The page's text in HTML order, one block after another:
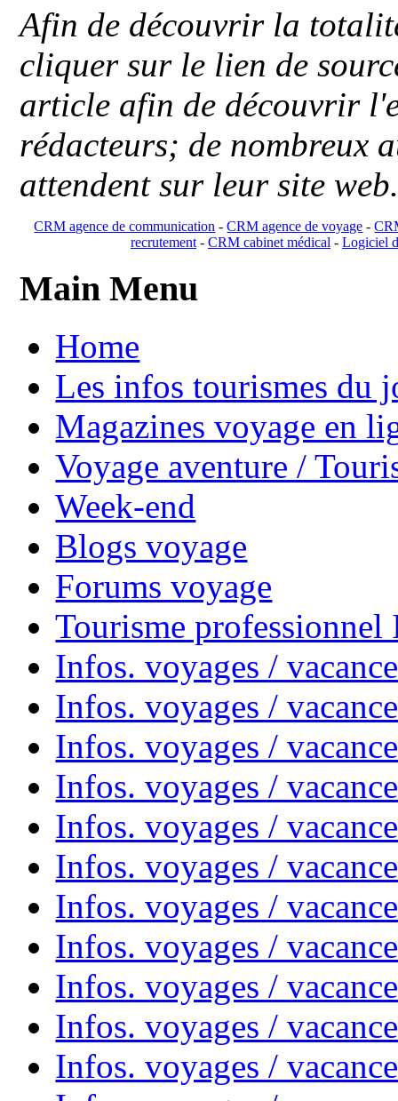
Afin de découvrir la
cliquer sur le lien de
article afin de découvrir
rédacteurs; de nombreux
attendent sur leur site
CRM agence de communication -CRM agence de voyage -
recrutement- CRM cabinet médical- Logiciel
Main Menu
Home
Les infos tourismes du
Magazines voyage en
Voyage aventure /
Week-end
Blogs voyage
Forums voyage
Tourisme
Infos. voyages /
Infos. voyages /
Infos. voyages /
Infos. voyages /
Infos. voyages /
Infos. voyages /
Infos. voyages /
Infos. voyages /
Infos. voyages /
Infos. voyages /
Infos. voyages /